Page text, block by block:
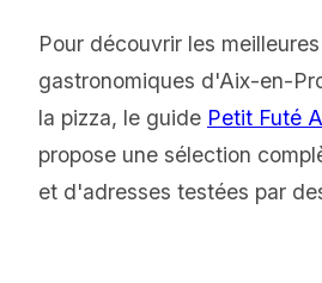
Pour découvrir les
gastronomiques d'Aix-en-
la pizza, le guide Petit Futé
propose une sélection
et d'adresses testées par